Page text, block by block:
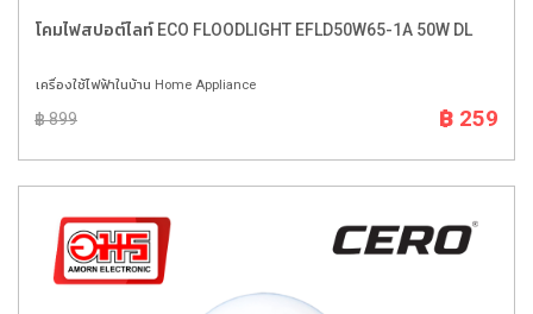
โคมไฟสปอต์ไลท์ ECO FLOODLIGHT EFLD50W65-1A 50W DL
เครื่องใช้ไฟฟ้าในบ้าน Home Appliance
฿ 899 ฿ 259